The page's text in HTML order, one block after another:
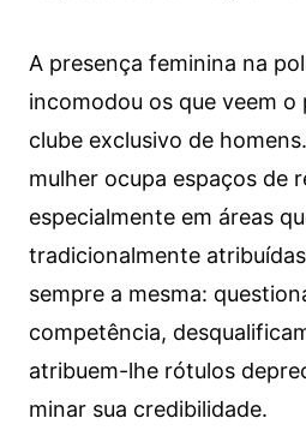
A presença feminina na
incomodou os que veem o
clube exclusivo de
mulher ocupa espaços de
especialmente em áreas
tradicionalmente
sempre a mesma:
competência,
atribuem-lhe rótulos
minar sua credibilidade.